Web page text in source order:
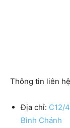
Thông tin liên hệ
Địa chỉ: C12/
Bình Chánh